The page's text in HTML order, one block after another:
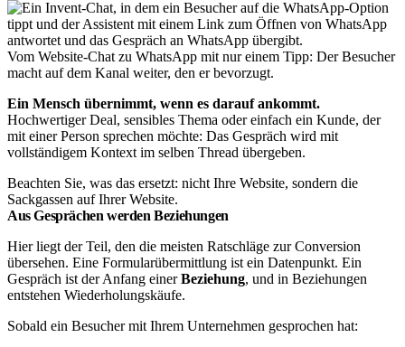
Vom Website-Chat zu WhatsApp mit nur einem Tipp: Der Besucher
macht auf dem Kanal weiter, den er bevorzugt.
Ein Mensch übernimmt, wenn es darauf ankommt.
Hochwertiger Deal, sensibles Thema oder einfach ein Kunde, der
mit einer Person sprechen möchte: Das Gespräch wird mit
vollständigem Kontext im selben Thread übergeben.
Beachten Sie, was das ersetzt: nicht Ihre Website, sondern die
Sackgassen auf Ihrer Website.
Aus Gesprächen werden Beziehungen
Hier liegt der Teil, den die meisten Ratschläge zur Conversion
übersehen. Eine Formularübermittlung ist ein Datenpunkt. Ein
Gespräch ist der Anfang einerBeziehung, und in Beziehungen
entstehen Wiederholungskäufe.
Sobald ein Besucher mit Ihrem Unternehmen gesprochen hat: